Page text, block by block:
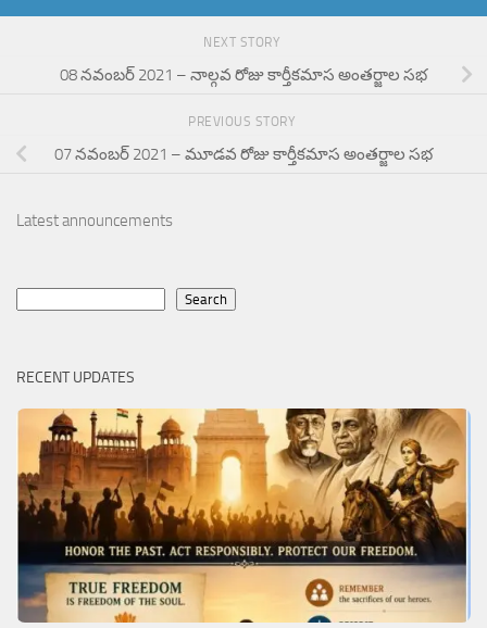
NEXT STORY
08 నవంబర్ 2021 – నాల్గవ రోజు కార్తీకమాస అంతర్జాల సభ
PREVIOUS STORY
07 నవంబర్ 2021 – మూడవ రోజు కార్తీకమాస అంతర్జాల సభ
Latest announcements
Search
RECENT UPDATES